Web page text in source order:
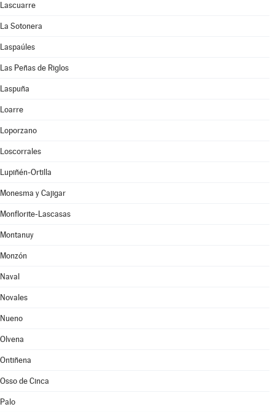
Lascuarre
La Sotonera
Laspaúles
Las Peñas de Riglos
Laspuña
Loarre
Loporzano
Loscorrales
Lupiñén-Ortilla
Monesma y Cajigar
Monflorite-Lascasas
Montanuy
Monzón
Naval
Novales
Nueno
Olvena
Ontiñena
Osso de Cinca
Palo